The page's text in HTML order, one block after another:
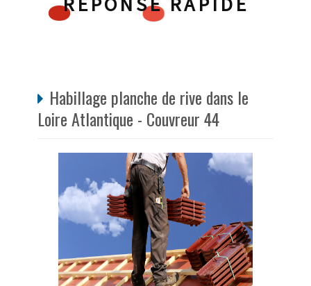
Habillage planche de rive dans le
Loire Atlantique - Couvreur 44